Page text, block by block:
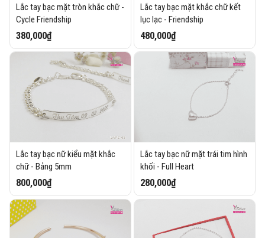
Lắc tay bạc mặt tròn khắc chữ -
Cycle Friendship
380,000₫
Lắc tay bạc mặt khắc chữ kết
lục lạc - Friendship
480,000₫
Lắc tay bạc nữ kiểu mặt khắc
chữ - Bảng 5mm
800,000₫
Lắc tay bạc nữ mặt trái tim hình
khối - Full Heart
280,000₫